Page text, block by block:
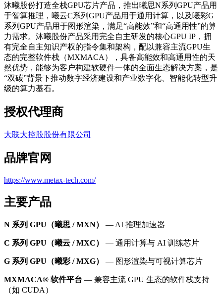
沐曦股份打造全栈GPU芯片产品，推出曦思N系列GPU产品用
于智算推理，曦云C系列GPU产品用于通用计算，以及曦彩G
系列GPU产品用于图形渲染，满足“高能效”和“高通用性”的算
力需求。沐曦股份产品采用完全自主研发的核心GPU IP，拥
有完全自主知识产权的指令集和架构，配以兼容主流GPU生
态的完整软件栈（MXMACA），具备高能效和高通用性的天
然优势，能够为客户构建软硬件一体的全面生态解决方案，是
“双碳”背景下推动数字经济建设和产业数字化、智能化转型升
级的算力基石。
授权代理商
大联大控股股份有限公司
品牌官网
https://www.metax-tech.com/
主要产品
N 系列 GPU（曦思 / MXN） — AI 推理加速器
C 系列 GPU（曦云 / MXC） — 通用计算与 AI 训练芯片
G 系列 GPU（曦彩 / MXG） — 图形渲染与可视计算芯片
MXMACA® 软件平台 — 兼容主流 GPU 生态的软件栈支持
（如 CUDA）